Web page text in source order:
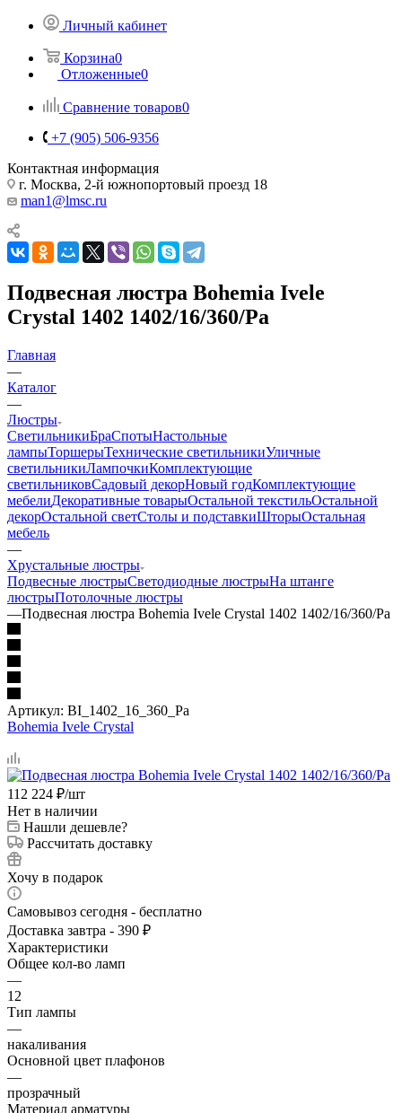
Личный кабинет
Корзина0
Отложенные0
Сравнение товаров0
+7 (905) 506-9356
Контактная информация
г. Москва, 2-й южнопортовый проезд 18
man1@lmsc.ru
Подвесная люстра Bohemia Ivele
Crystal 1402 1402/16/360/Pa
Главная
—
Каталог
—
Люстры
СветильникиБраСпотыНастольные
лампыТоршерыТехнические светильникиУличные
светильникиЛампочкиКомплектующие
светильниковСадовый декорНовый годКомплектующие
мебелиДекоративные товарыОстальной текстильОстальной
декорОстальной светСтолы и подставкиШторыОстальная
мебель
—
Хрустальные люстры
Подвесные люстрыСветодиодные люстрыНа штанге
люстрыПотолочные люстры
—Подвесная люстра Bohemia Ivele Crystal 1402 1402/16/360/Pa
Артикул: BI_1402_16_360_Pa
Bohemia Ivele Crystal
112 224 ₽/шт
Нет в наличии
Нашли дешевле?
Рассчитать доставку
Хочу в подарок
Самовывоз сегодня - бесплатно
Доставка завтра - 390 ₽
Характеристики
Общее кол-во ламп
—
12
Тип лампы
—
накаливания
Основной цвет плафонов
—
прозрачный
Материал арматуры